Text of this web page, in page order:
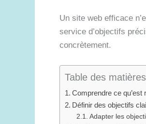
Un site web efficace
service d’objectifs
concrètement.
Table des matières
Comprendre ce qu’est
Définir des objectifs
Adapter les